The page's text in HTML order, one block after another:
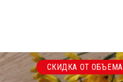
СКИДКА ОТ ОБЪЕМА